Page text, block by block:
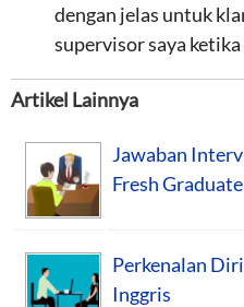
dengan jelas untuk
supervisor saya
Artikel Lainnya
Jawaban
Fresh Graduate
Perkenalan
Inggris